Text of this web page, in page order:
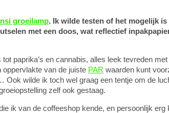
groeilamp. Ik wilde testen of het mogelijk
met een doos, wat reflectief
paprika’s en cannabis, alles leek tevreden
oppervlakte van de juiste PAR waarden kunt
wilde ik toch wel graag een tentje om de
zelf ook gestaag.
ik van de coffeeshop kende, en persoonlijk erg